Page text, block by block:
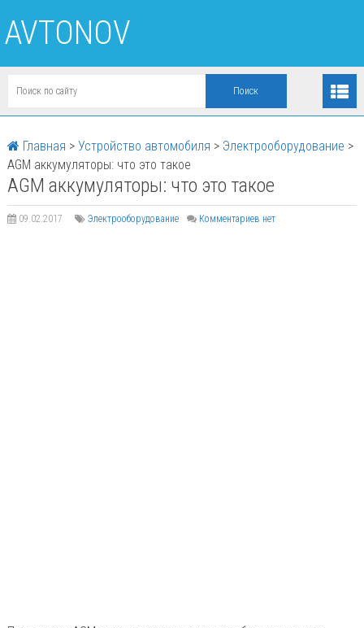
AVTONOV
Главная > Устройство автомобиля > Электрооборудование >
AGM аккумуляторы: что это такое
AGM аккумуляторы: что это такое
09.02.2017 Электрооборудование Комментариев нет